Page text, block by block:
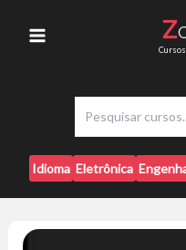
Menu
Z
Idioma Eletrônica